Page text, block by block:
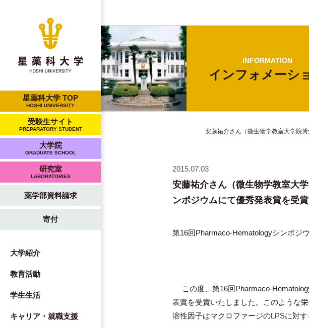
星薬科大学 TOP
HOSHI UNIVERSITY
受験生サイト
PREPARATORY STUDENT
大学院
GRADUATE SCHOOL
研究室
LABORATORIES
薬学部資料請求
寄付
大学紹介
教育活動
学生生活
キャリア・就職支援
INFORMATION
インフォ メーシ
安藤祐介さん（微生物学教室大学院
2015.07.03
安藤祐介さん（微生物学教室大
ンポジウムにて優秀発表賞を受
第16回Pharmaco-Hematologyシンポ
この度、第16回Pharmaco-
表賞を受賞いたしました。このような
溶性因子はマクロファージのLPSに対す